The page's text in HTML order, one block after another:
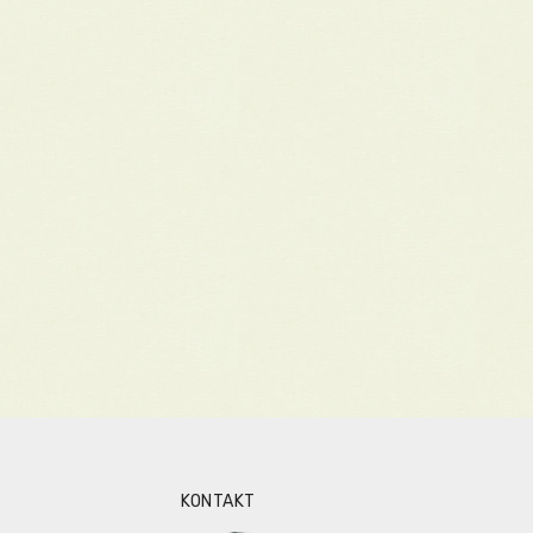
KONTAKT